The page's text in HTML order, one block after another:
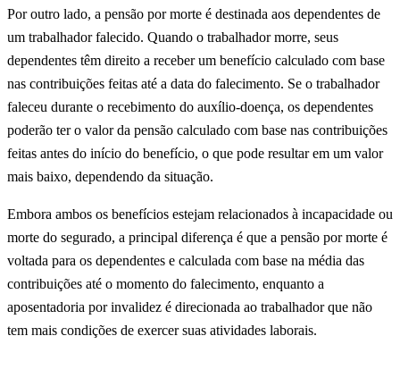
Por outro lado, a pensão por morte é destinada aos dependentes de
um trabalhador falecido. Quando o trabalhador morre, seus
dependentes têm direito a receber um benefício calculado com base
nas contribuições feitas até a data do falecimento. Se o trabalhador
faleceu durante o recebimento do auxílio-doença, os dependentes
poderão ter o valor da pensão calculado com base nas contribuições
feitas antes do início do benefício, o que pode resultar em um valor
mais baixo, dependendo da situação.
Embora ambos os benefícios estejam relacionados à incapacidade ou
morte do segurado, a principal diferença é que a pensão por morte é
voltada para os dependentes e calculada com base na média das
contribuições até o momento do falecimento, enquanto a
aposentadoria por invalidez é direcionada ao trabalhador que não
tem mais condições de exercer suas atividades laborais.